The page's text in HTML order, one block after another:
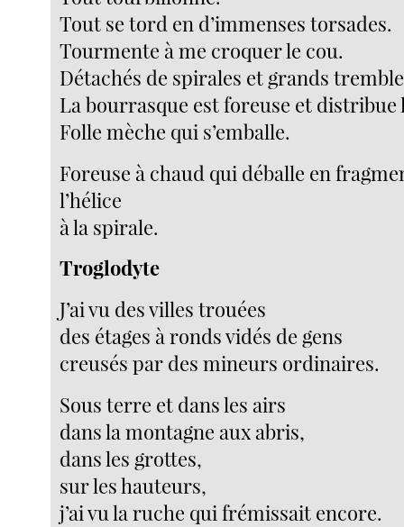
Tout se tord en d’immenses torsades.
Tourmente à me croquer le cou.
Détachés de spirales et grands
La bourrasque est foreuse et
Folle mèche qui s’emballe.
Foreuse à chaud qui déballe en
l’hélice
à la spirale.
Troglodyte
J’ai vu des villes trouées
des étages à ronds vidés de gens
creusés par des mineurs ordinaires.
Sous terre et dans les airs
dans la montagne aux abris,
dans les grottes,
sur les hauteurs,
j’ai vu la ruche qui frémissait encore.